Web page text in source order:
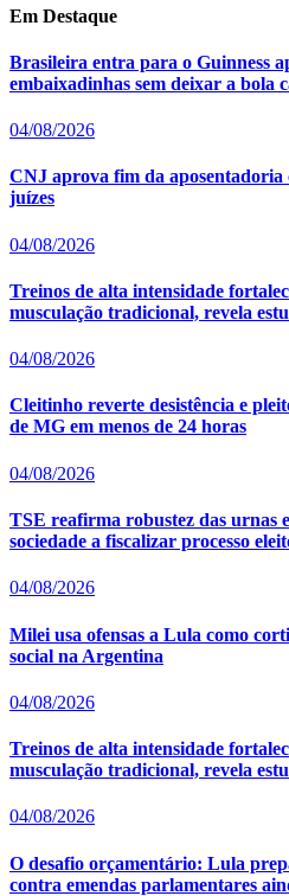
Em Destaque
Brasileira entra para o Guinness
embaixadinhas sem deixar a bola
04/08/2026
CNJ aprova fim da aposentadoria
juízes
04/08/2026
Treinos de alta intensidade
musculação tradicional, revela
04/08/2026
Cleitinho reverte desistência e
de MG em menos de 24 horas
04/08/2026
TSE reafirma robustez das urnas
sociedade a fiscalizar processo
04/08/2026
Milei usa ofensas a Lula como
social na Argentina
04/08/2026
Treinos de alta intensidade
musculação tradicional, revela
04/08/2026
O desafio orçamentário: Lula
contra emendas parlamentares